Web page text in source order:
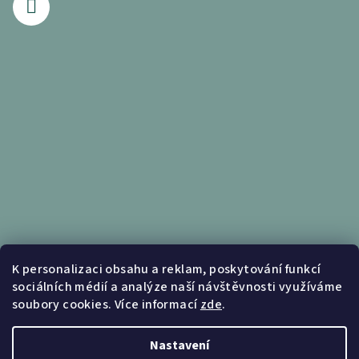
K personalizaci obsahu a reklam, poskytování funkcí
sociálních médií a analýze naší návštěvnosti využíváme
soubory cookies. Více informacízde.
Nastavení
Informace pro vás
Obchodní podmínky